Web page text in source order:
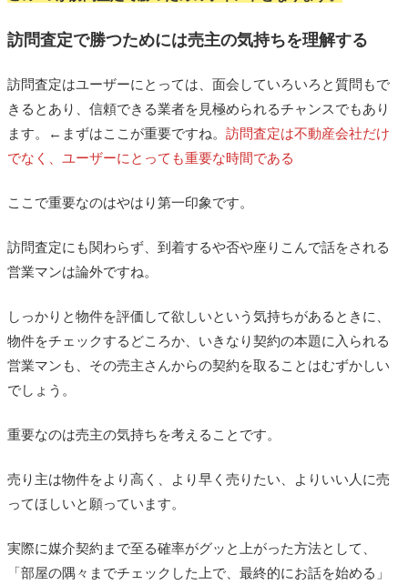
訪問査定で勝つためには売主の気持ちを理解する
訪問査定はユーザーにとっては、面会していろいろと質問もで
きるとあり、信頼できる業者を見極められるチャンスでもあり
ます。←まずはここが重要ですね。 訪問査定は不動産会社だけ
でなく、ユーザーにとっても重要な時間である
ここで重要なのはやはり第一印象です。
訪問査定にも関わらず、到着するや否や座りこんで話をされる
営業マンは論外ですね。
しっかりと物件を評価して欲しいという気持ちがあるときに、
物件をチェックするどころか、いきなり契約の本題に入られる
営業マンも、その売主さんからの契約を取ることはむずかしい
でしょう。
重要なのは売主の気持ちを考えることです。
売り主は物件をより高く、より早く売りたい、よりいい人に売
ってほしいと願っています。
実際に媒介契約まで至る確率がグッと上がった方法として、
「部屋の隅々までチェックした上で、最終的にお話を始める」